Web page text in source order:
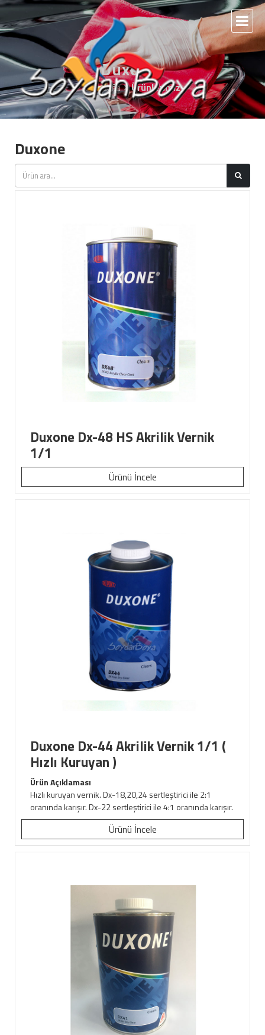
Duxone
Anasayfa Ürünlerimiz
Duxone
Duxone Dx-48 HS Akrilik Vernik
1/1
Ürünü İncele
Duxone Dx-44 Akrilik Vernik 1/1 (
Hızlı Kuruyan )
Ürün Açıklaması
Hızlı kuruyan vernik. Dx-18,20,24 sertleştirici ile 2:1
oranında karışır. Dx-22 sertleştirici ile 4:1 oranında karışır.
Ürünü İncele